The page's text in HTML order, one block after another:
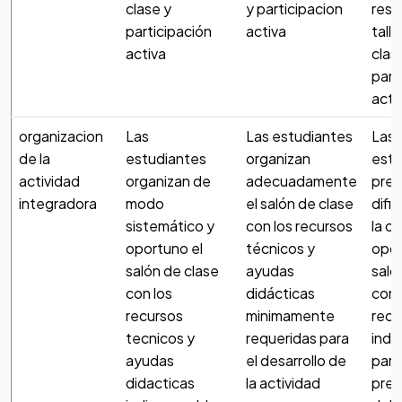
clase y
participación
activa
y participacion
activa
organizacion
de la
actividad
integradora
Las
estudiantes
organizan de
modo
sistemático y
oportuno el
salón de clase
con los
recursos
tecnicos y
ayudas
didacticas
Las estudiantes
organizan
adecuadamente
el salón de clase
con los recursos
técnicos y
ayudas
didácticas
minimamente
requeridas para
el desarrollo de
la actividad
Las
la
con